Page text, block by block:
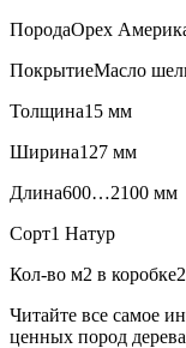
ПородаОрех
ПокрытиеМасло
Толщина15 мм
Ширина127 мм
Длина600…2100 мм
Сорт1 Натур
Кол-во м2 в коробке
Читайте все самое
ценных пород